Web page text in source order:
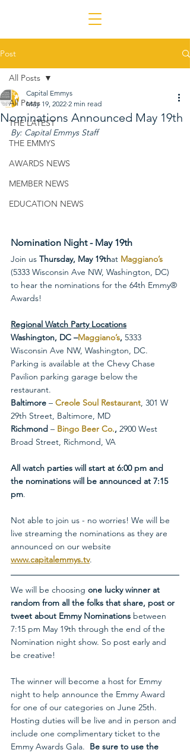
Post
All Posts
THE LATEST
THE EMMYS
AWARDS NEWS
MEMBER NEWS
EDUCATION NEWS
All Posts
Nominations Announced May 19th
Capital Emmys
May 19, 2022 2 min read
By: Capital Emmys Staff
Nomination Night - May 19th
Join us Thursday, May 19that Maggiano’s
(5333 Wisconsin Ave NW, Washington, DC)
to hear the nominations for the 64th Emmy®
Awards!
Regional Watch Party Locations
Washington, DC –Maggiano’s, 5333
Wisconsin Ave NW, Washington, DC.
Parking is available at the Chevy Chase
Pavilion parking garage below the
restaurant.
Baltimore – Creole Soul Restaurant, 301 W
29th Street, Baltimore, MD
Richmond – Bingo Beer Co., 2900 West
Broad Street, Richmond, VA
All watch parties will start at 6:00 pm and
the nominations will be announced at 7:15
pm.
Not able to join us - no worries! We will be
live streaming the nominations as they are
announced on our website
www.capitalemmys.tv.
We will be choosing one lucky winner at
random from all the folks that share, post or
tweet about Emmy Nominations between
7:15 pm May 19th through the end of the
Nomination night show. So post early and
be creative!
The winner will become a host for Emmy
night to help announce the Emmy Award
for one of our categories on June 25th.
Hosting duties will be live and in person and
include one complimentary ticket to the
Emmy Awards Gala. Be sure to use the